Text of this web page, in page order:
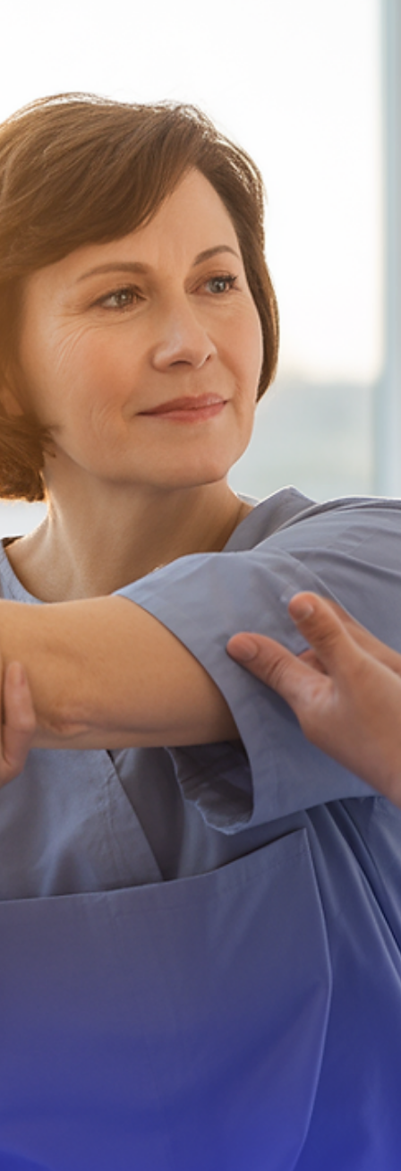
DM Fisioterapia Domiciliar
30 de set. de 2025
1 min de leitura
FISIOTERAPIA DOMICILIAR
Fisioterapia Domiciliar:
Cuidando de Você no Conforto
do Seu Lar
Mais qualidade de vida, menos deslocamentos — a
reabilitação começa onde você se sente melhor.